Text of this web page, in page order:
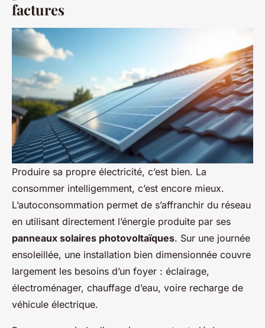
factures
Produire sa propre électricité, c’est bien. La
consommer intelligemment, c’est encore mieux.
L’autoconsommation permet de s’affranchir du réseau
en utilisant directement l’énergie produite par ses
panneaux solaires photovoltaïques. Sur une journée
ensoleillée, une installation bien dimensionnée couvre
largement les besoins d’un foyer : éclairage,
électroménager, chauffage d’eau, voire recharge de
véhicule électrique.